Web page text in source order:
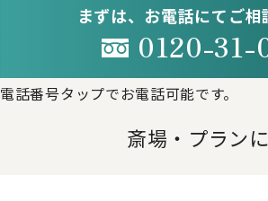
まずは、お電話にてご相
0120-31-
電話番号タップでお電話可能です。
斎場・プラン